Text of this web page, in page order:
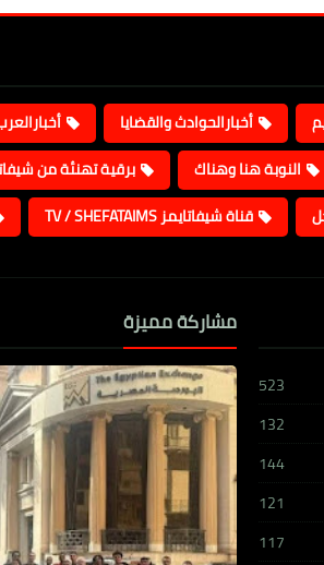
أخبارالحوادث والقضايا
النوبة هنا وهناك برقية تهنئة من
قناة شيفاتايمز TV / SHEFATAIMS
523
132
144
121
117
مشاركة مميزة